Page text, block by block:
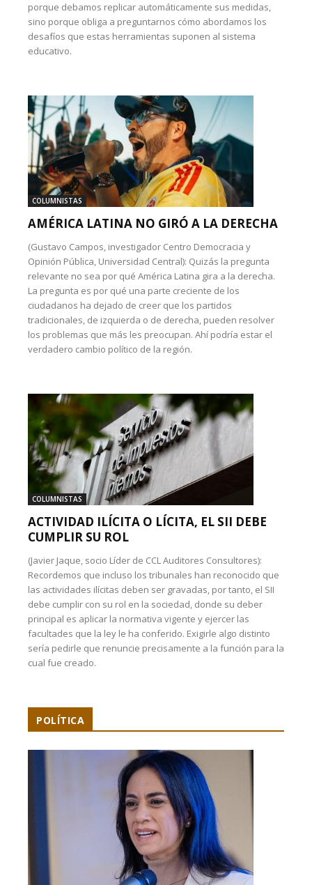
porque debamos replicar automáticamente sus medidas,
sino porque obliga a preguntarnos cómo abordamos los
desafíos que estas herramientas suponen al sistema
educativo.
COLUMNISTAS
AMÉRICA LATINA NO GIRÓ A LA DERECHA
(Gustavo Campos, investigador Centro Democracia y
Opinión Pública, Universidad Central): Quizás la pregunta
relevante no sea por qué América Latina gira a la derecha.
La pregunta es por qué una parte creciente de los
ciudadanos ha dejado de creer que los partidos
tradicionales, de izquierda o de derecha, pueden resolver
los problemas que más les preocupan. Ahí podría estar el
verdadero cambio político de la región.
COLUMNISTAS
ACTIVIDAD ILÍCITA O LÍCITA, EL SII DEBE
CUMPLIR SU ROL
(Javier Jaque, socio Líder de CCL Auditores Consultores):
Recordemos que incluso los tribunales han reconocido que
las actividades ilícitas deben ser gravadas, por tanto, el SII
debe cumplir con su rol en la sociedad, donde su deber
principal es aplicar la normativa vigente y ejercer las
facultades que la ley le ha conferido. Exigirle algo distinto
sería pedirle que renuncie precisamente a la función para la
cual fue creado.
POLÍTICA